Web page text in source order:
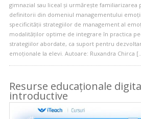
gimnazial sau liceal și urmărește
definitorii din domeniul managementului
specificității strategiilor de management al
modalităților optime de integrare în practica
strategiilor abordate, ca suport pentru
emoționale la elevi. Autoare: Ruxandra Chirca
Resurse educaționale
introductive